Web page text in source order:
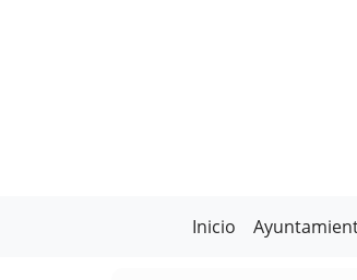
Inicio